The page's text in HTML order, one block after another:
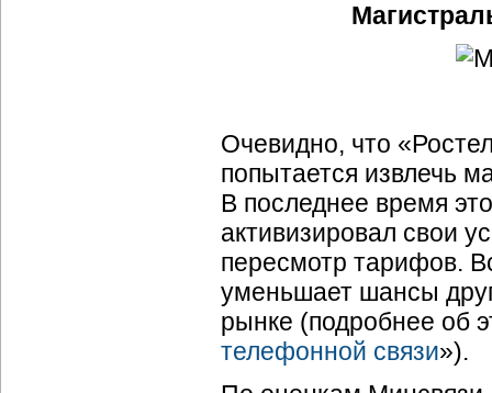
Очевидно, что
попытается извлечь
В последнее время
активизировал свои
пересмотр тарифов.
уменьшает шансы
рынке (подробнее об
телефонной связи»).